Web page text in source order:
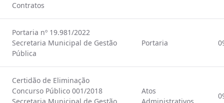
Contratos
Portaria nº 19.981/2022
Secretaria Municipal de Gestão
Pública
Portaria
Certidão de Eliminação
Concurso Público 001/2018
Atos